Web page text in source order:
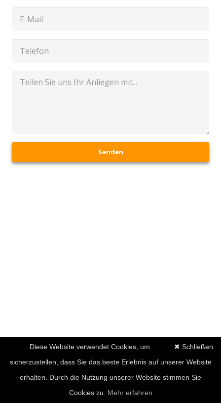
Senden
✖ Schließen
Diese Website verwendet Cookies, um
sicherzustellen, dass Sie das beste Erlebnis auf unserer Website
erhalten. Durch die Nutzung unserer Website stimmen Sie
Cookies zu. Mehr erfahren